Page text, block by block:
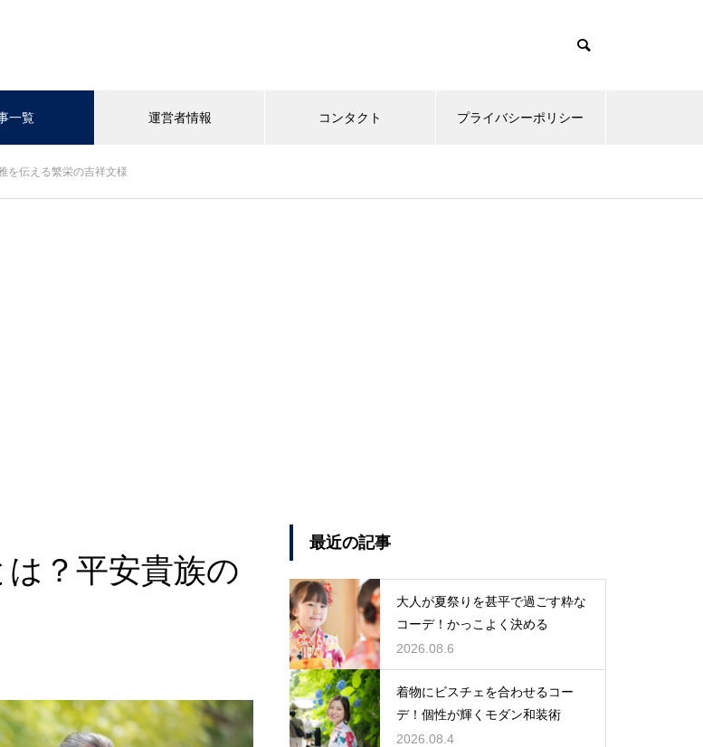
一覧 運営者情報 コンタクト プライバシーポリシー
を伝える繁栄の吉祥文様
？平安貴族の
最近の記事
大人が夏祭りを甚平で過ごす粋な
コーデ！かっこよく決める
2026.08.6
着物にビスチェを合わせるコー
デ！個性が輝くモダン和装術
2026.08.4